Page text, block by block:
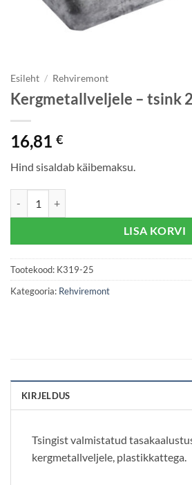
Esileht / Rehviremont
Kergmetallveljele – tsink
16,81 €
Hind sisaldab käibemaksu.
LISA KORVI
Tootekood: K319-25
Kategooria: Rehviremont
KIRJELDUS
Tsingist valmistatud
kergmetallveljele, plastikkattega.